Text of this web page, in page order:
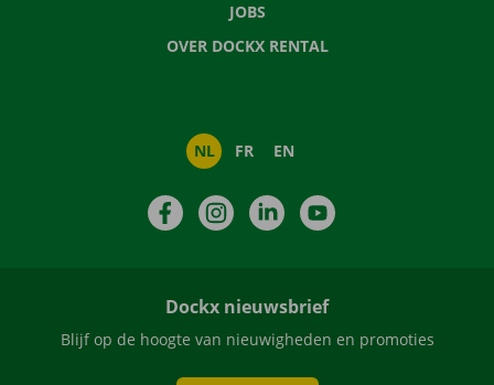
JOBS
OVER DOCKX RENTAL
NL FR EN
FacebookInstagramLinkedIn
Dockx nieuwsbrief
Blijf op de hoogte van nieuwigheden en promoties